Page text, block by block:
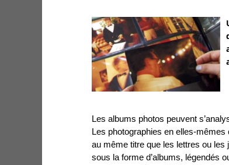
Les albums photos peuvent
Les photographies en elles-
au même titre que les lettres ou
sous la forme d’albums, légendés